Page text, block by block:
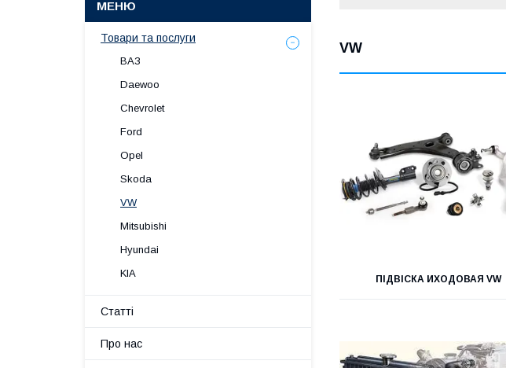
VW
ПІДВІСКА ИХОДОВАЯ VW
Товари та послуги
ВАЗ
Daewoo
Chevrolet
Ford
Opel
Skoda
VW
Mitsubishi
Hyundai
KIA
Статті
Про нас